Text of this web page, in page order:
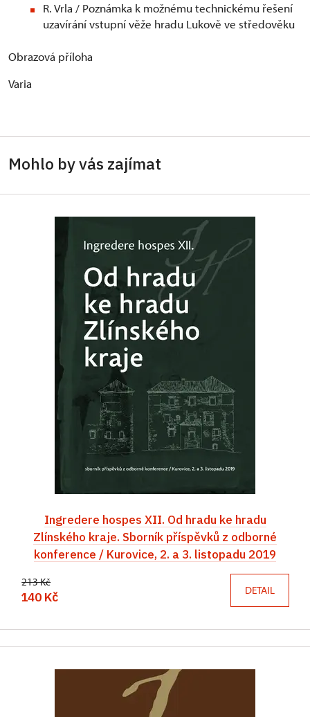
R. Vrla / Poznámka k možnému technickému řešení
uzavírání vstupní věže hradu Lukově ve středověku
Obrazová příloha
Varia
Mohlo by vás zajímat
Ingredere hospes XII. Od hradu ke hradu
Zlínského kraje. Sborník příspěvků z odborné
konference / Kurovice, 2. a 3. listopadu 2019
213 Kč
140 Kč DETAIL